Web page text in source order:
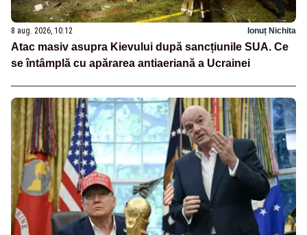
8 aug. 2026, 10:12 Ionuț Nichita
Atac masiv asupra Kievului după sancțiunile SUA. Ce
se întâmplă cu apărarea antiaeriană a Ucrainei